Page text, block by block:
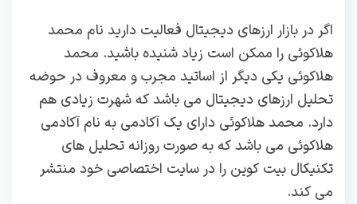
اگر در بازار ارزهای دیجیتال فعالیت دارید نام محمد
هلاکوئی را ممکن است زیاد شنیده باشید. محمد
هلاکوئی یکی دیگر از اساتید مجرب و معروف در حوضه
تحلیل ارزهای دیجیتال می باشد که شهرت زیادی هم
دارد. محمد هلاکوئی دارای یک آکادمی به نام آکادمی
هلاکوئی می باشد که به صورت روزانه تحلیل های
تکنیکال بیت کوین را در سایت اختصاصی خود منتشر
می کند.